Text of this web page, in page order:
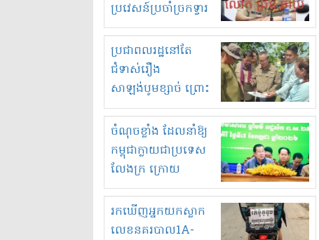
ប្រវេសន៍ប្រចាំច្រកទ្វារ
ព្រំដែនភ្នំឌិន និងឈ្មួញ
មួយចំនួនទៀត
កំពង់តែគុបគិតគ្នា
ធ្វើសកម្មភាពរកស៊ីនិង
ស្តុកទំនិញគេចពន្ធ?
ប្រជាពលរដ្ឋនៅតែ
ជំទាស់រឿង
សាឡង់បូមខ្សាច់ ព្រោះ
ខ្លាចបាក់ច្រាំងទៀត!
ចំណុចខ្លាំង ដែលនាំឱ្យ
កម្ពុជាក្លាយជាប្រទេស
លែងក្រ ក្រោយ
ឆ្នាំ២០៣០
រកឃើញអ្នកយកស្លាក
លេខនគរបាល1A-